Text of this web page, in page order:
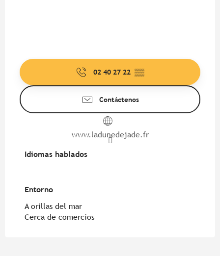
02 40 27 22 ▒▒
Contáctenos
www.ladunedejade.fr
Idiomas hablados
Idiomas hablados
Entorno
Entorno
A orillas del mar
Cerca de comercios